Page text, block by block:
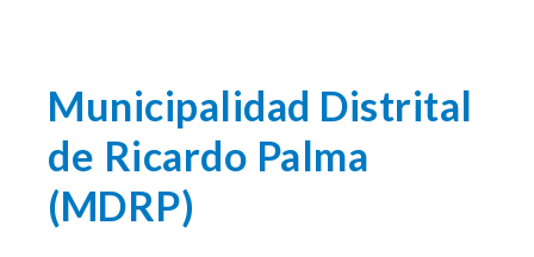
Municipalidad Distrital
de Ricardo Palma
(MDRP)